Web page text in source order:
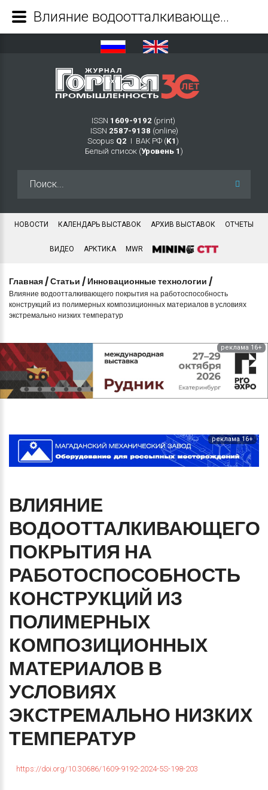
ISSN 1609-9192 (print)
ISSN 2587-9138 (online)
Scopus Q2 Ι ВАК РФ (K1 )
Белый список (Уровень 1 )
НОВОСТИ КАЛЕНДАРЬ ВЫСТАВОК АРХИВ ВЫСТАВОК ОТЧЕТЫ
ВИДЕО АРКТИКА MWR
Главная /Статьи / Инновационные технологии /
Влияние водоотталкивающего покрытия на работоспособность
конструкций из полимерных композиционных материалов в условиях
экстремально низких температур
реклама 16+
реклама 16+
ВЛИЯНИЕ
ВОДООТТАЛКИВАЮЩЕГО
ПОКРЫТИЯ НА
РАБОТОСПОСОБНОСТЬ
КОНСТРУКЦИЙ ИЗ
ПОЛИМЕРНЫХ
КОМПОЗИЦИОННЫХ
МАТЕРИАЛОВ В
УСЛОВИЯХ
ЭКСТРЕМАЛЬНО НИЗКИХ
ТЕМПЕРАТУР
https://doi.org/10.30686/1609-9192-2024-5S-198-203
Влияние водоотталкивающего покрытия на работоспособность конструкций из полимерных композиционных материалов в условиях экстремально низких температур - Журнал Горная промышленность